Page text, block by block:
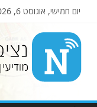
יום חמישי, אוגוסט 6, 2026
מודיעין
מהמקורות